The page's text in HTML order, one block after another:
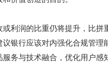
利润的比重仍将提升，比拼
银行应该对内强化合规管理
务与技术融合，优化用户感